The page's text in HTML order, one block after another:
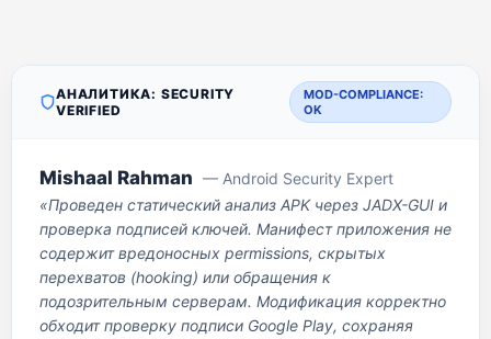
АНАЛИТИКА: SECURITY
VERIFIED
MOD-COMPLIANCE:
OK
Mishaal Rahman — Android Security Expert
«Проведен статический анализ APK через JADX-GUI и
проверка подписей ключей. Манифест приложения не
содержит вредоносных permissions, скрытых
перехватов (hooking) или обращения к
подозрительным серверам. Модификация корректно
обходит проверку подписи Google Play, сохраняя